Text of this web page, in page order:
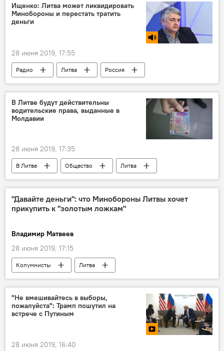
Ищенко: Литва может ликвидировать
Минобороны и перестать тратить
деньги
28 июня 2019, 17:55
Радио Литва Россия
В Литве будут действительны
водительские права, выданные в
Молдавии
28 июня 2019, 17:35
В Литве Общество
Литва
Молдавия
водительские права
"Давайте деньги": что Минобороны Литвы хочет
прикупить к "золотым ложкам"
Владимир Матвеев
28 июня 2019, 17:15
Колумнисты
Литва
Раймундас Кароблис
военные расходы
"Не вмешивайтесь в выборы,
пожалуйста": Трамп пошутил на
встрече с Путиным
28 июня 2019, 16:40